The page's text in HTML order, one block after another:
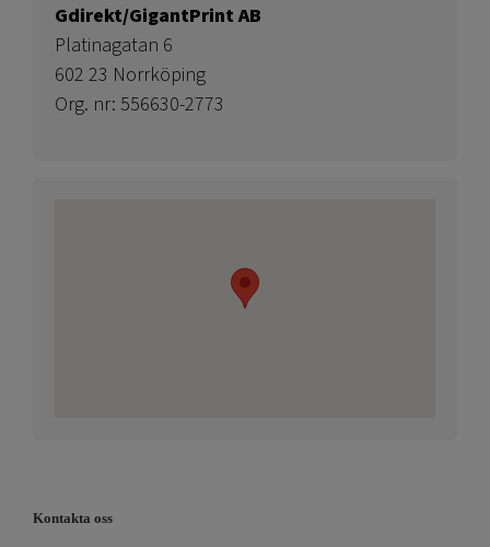
Gdirekt/GigantPrint AB
Platinagatan 6
602 23 Norrköping
Org. nr: 556630-2773
Kontakta oss